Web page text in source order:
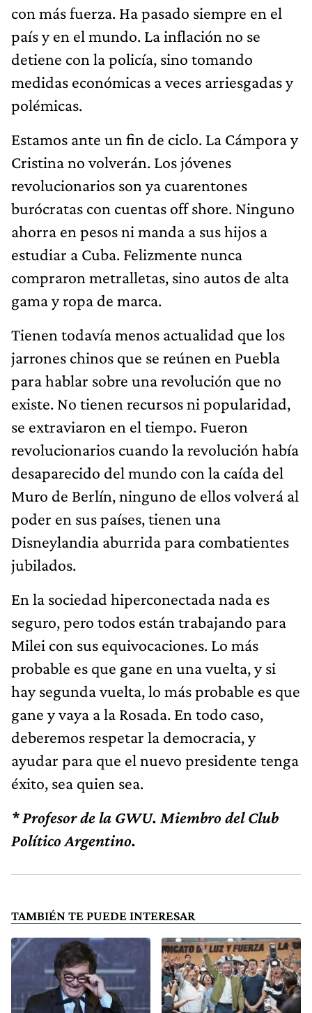
con más fuerza. Ha pasado siempre en el
país y en el mundo. La inflación no se
detiene con la policía, sino tomando
medidas económicas a veces arriesgadas y
polémicas.
Estamos ante un fin de ciclo. La Cámpora y
Cristina no volverán. Los jóvenes
revolucionarios son ya cuarentones
burócratas con cuentas off shore. Ninguno
ahorra en pesos ni manda a sus hijos a
estudiar a Cuba. Felizmente nunca
compraron metralletas, sino autos de alta
gama y ropa de marca.
Tienen todavía menos actualidad que los
jarrones chinos que se reúnen en Puebla
para hablar sobre una revolución que no
existe. No tienen recursos ni popularidad,
se extraviaron en el tiempo. Fueron
revolucionarios cuando la revolución había
desaparecido del mundo con la caída del
Muro de Berlín, ninguno de ellos volverá al
poder en sus países, tienen una
Disneylandia aburrida para combatientes
jubilados.
En la sociedad hiperconectada nada es
seguro, pero todos están trabajando para
Milei con sus equivocaciones. Lo más
probable es que gane en una vuelta, y si
hay segunda vuelta, lo más probable es que
gane y vaya a la Rosada. En todo caso,
deberemos respetar la democracia, y
ayudar para que el nuevo presidente tenga
éxito, sea quien sea.
* Profesor de la GWU. Miembro del Club
Político Argentino.
TAMBIÉN TE PUEDE INTERESAR